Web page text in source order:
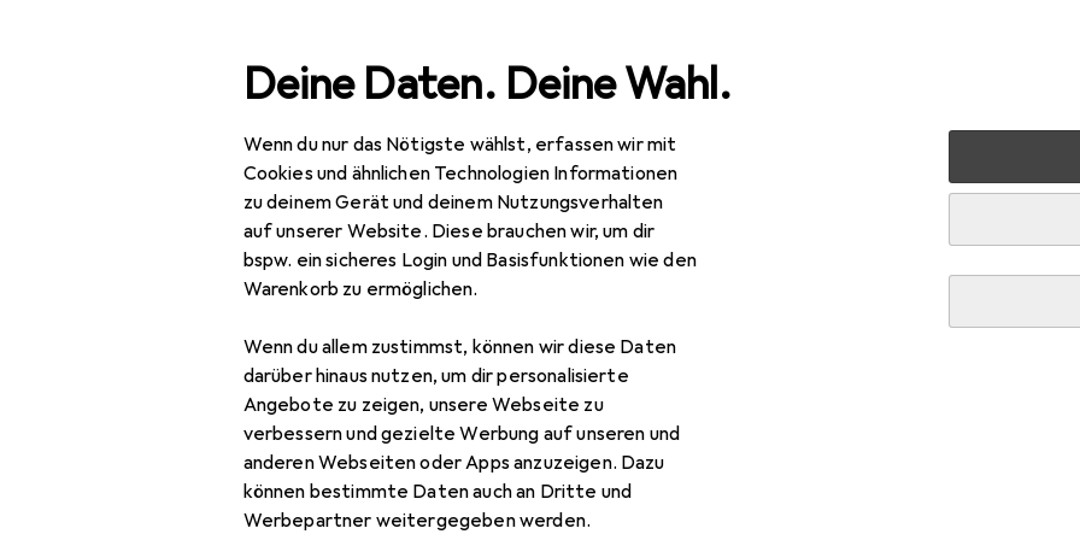
Deine Daten. Deine Wahl.
Wenn du nur das Nötigste wählst, erfassen wir mit
Cookies und ähnlichen Technologien Informationen
zu deinem Gerät und deinem Nutzungsverhalten
auf unserer Website. Diese brauchen wir, um dir
bspw. ein sicheres Login und Basisfunktionen wie den
Warenkorb zu ermöglichen.
Wenn du allem zustimmst, können wir diese Daten
darüber hinaus nutzen, um dir personalisierte
Angebote zu zeigen, unsere Webseite zu
verbessern und gezielte Werbung auf unseren und
anderen Webseiten oder Apps anzuzeigen. Dazu
können bestimmte Daten auch an Dritte und
Werbepartner weitergegeben werden.
Navigation nach Kategorien Gesamtsortiment Haushalt Reisegepäck + Zubehör Sea To